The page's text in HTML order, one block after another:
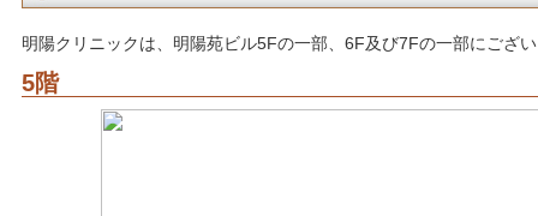
明陽クリニックは、明陽苑ビル5Fの一部、6F及び7Fの一部にござ
5階